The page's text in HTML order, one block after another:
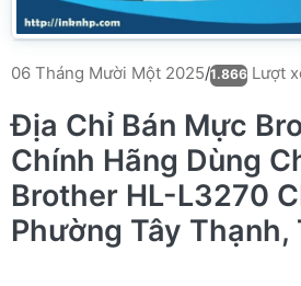
06 Tháng Mười Một 2025/1.866 Lượt
Địa Chỉ Bán Mực
Chính Hãng Dùng
Brother HL-L3270
Phường Tây Thạnh,